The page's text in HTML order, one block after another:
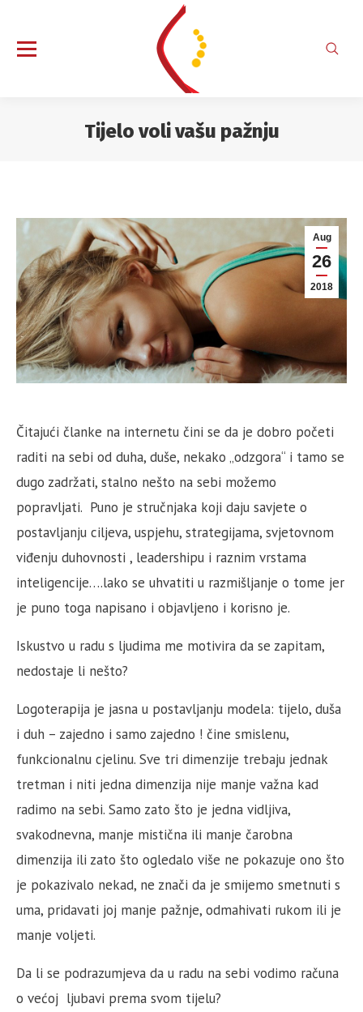
Tijelo voli vašu pažnju
Aug
26
2018
Čitajući članke na internetu čini se da je dobro početi
raditi na sebi od duha, duše, nekako „odzgora“ i tamo se
dugo zadržati, stalno nešto na sebi možemo
popravljati. Puno je stručnjaka koji daju savjete o
postavljanju ciljeva, uspjehu, strategijama, svjetovnom
viđenju duhovnosti , leadershipu i raznim vrstama
inteligencije….lako se uhvatiti u razmišljanje o tome jer
je puno toga napisano i objavljeno i korisno je.
Iskustvo u radu s ljudima me motivira da se zapitam,
nedostaje li nešto?
Logoterapija je jasna u postavljanju modela: tijelo, duša
i duh – zajedno i samo zajedno ! čine smislenu,
funkcionalnu cjelinu. Sve tri dimenzije trebaju jednak
tretman i niti jedna dimenzija nije manje važna kad
radimo na sebi. Samo zato što je jedna vidljiva,
svakodnevna, manje mistična ili manje čarobna
dimenzija ili zato što ogledalo više ne pokazuje ono što
je pokazivalo nekad, ne znači da je smijemo smetnuti s
uma, pridavati joj manje pažnje, odmahivati rukom ili je
manje voljeti.
Da li se podrazumjeva da u radu na sebi vodimo računa
o većoj ljubavi prema svom tijelu?